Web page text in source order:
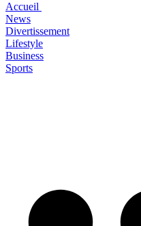
Accueil
News
Divertissement
Lifestyle
Business
Sports